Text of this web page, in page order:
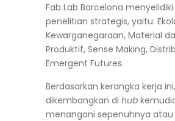
Fab Lab Barcelona
penelitian strategis, yaitu:
Kewarganegaraan, Material
Produktif, Sense Making,
Emergent Futures.
Berdasarkan kerangka kerja
dikembangkan di hub
menangani sepenuhnya